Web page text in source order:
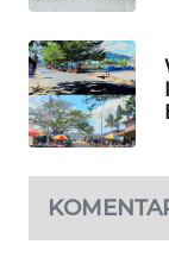
NEWS
SIDIKALANG
NEWS
SIBARAGAS
NEWS